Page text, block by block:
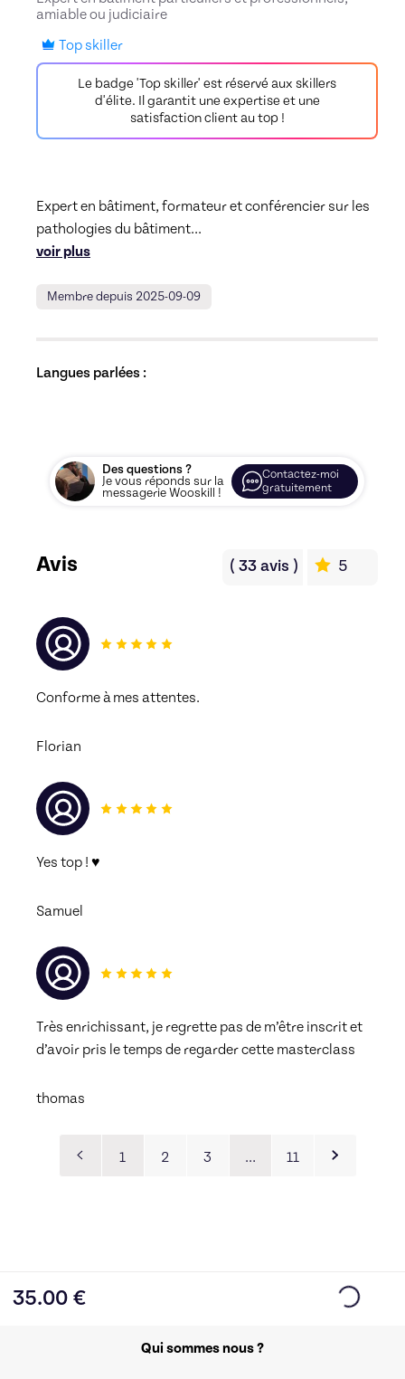
amiable ou judiciaire
Top skiller
Le badge 'Top skiller' est réservé aux skillers
d'élite. Il garantit une expertise et une
satisfaction client au top !
Expert en bâtiment, formateur et conférencier sur les
pathologies du bâtiment...
voir plus
Membre depuis 2025-09-09
Langues parlées :
Des questions ?
Je vous réponds sur la
messagerie Wooskill !
Contactez-moi
gratuitement
Avis ( 33avis ) 5
Conforme à mes attentes.
Florian
Yes top ! ♥
Samuel
Très enrichissant, je regrette pas de m’être inscrit et
d’avoir pris le temps de regarder cette masterclass
thomas
1 2 3 … 11
35.00 €
Qui sommes nous ?